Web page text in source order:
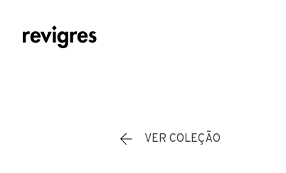
VER COLEÇÃO